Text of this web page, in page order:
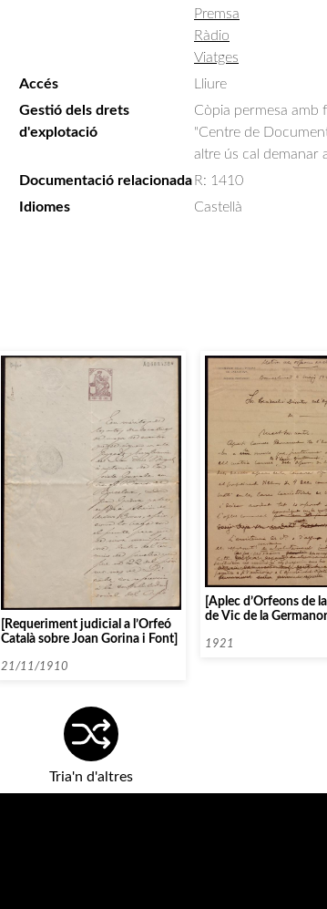
Premsa
Ràdio
Viatges
Accés
Lliure
Gestió dels drets
d'explotació
Còpia permesa amb
"Centre de
altre ús cal demanar
Documentació relacionada R: 1410
Idiomes
Castellà
[Requeriment judicial a l’Orfeó
Català sobre Joan Gorina i Font]
21/11/1910
[Aplec d’Orfeons de
de Vic de la
1921
Tria'n d'altres